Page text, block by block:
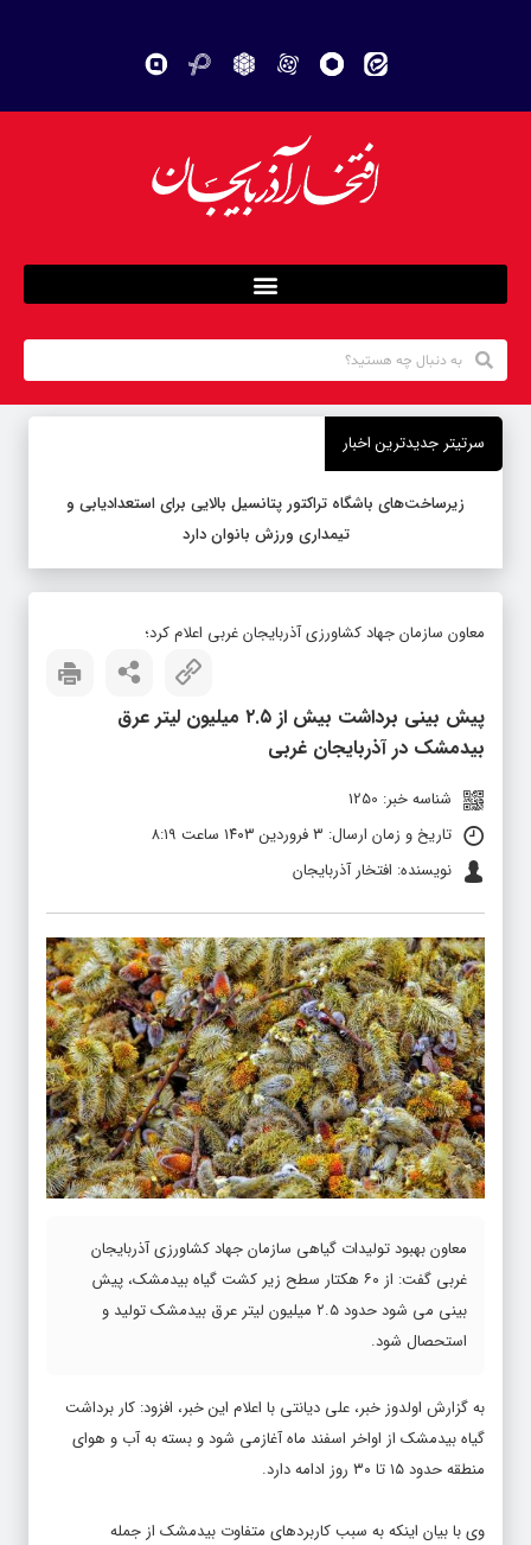
سرتیتر جدیدترین اخبار
زیرساخت‌های باشگاه تراکتور پتانسیل بالایی برای استعدادیابی و
تیمداری ورزش بانوان دارد
معاون سازمان جهاد کشاورزی آذربایجان غربی اعلام کرد؛
پیش بینی برداشت بیش از ۲.۵ میلیون لیتر عرق
بیدمشک در آذربایجان غربی
شناسه خبر: 1250
تاریخ و زمان ارسال: ۳ فروردین ۱۴۰۳ ساعت ۸:۱۹
نویسنده: افتخار آذربایجان
معاون بهبود تولیدات گیاهی سازمان جهاد کشاورزی آذربایجان
غربی گفت: از ۶۰ هکتار سطح زیر کشت گیاه بیدمشک، پیش
بینی می شود حدود ۲.۵ میلیون لیتر عرق بیدمشک تولید و
استحصال شود.
به گزارش اولدوز خبر، علی دیانتی با اعلام این خبر، افزود: کار برداشت
گیاه بیدمشک از اواخر اسفند ماه آغازمی شود و بسته به آب و هوای
منطقه حدود ۱۵ تا ۳۰ روز ادامه دارد.
وی با بیان اینکه به سبب کاربردهای متفاوت بیدمشک از جمله